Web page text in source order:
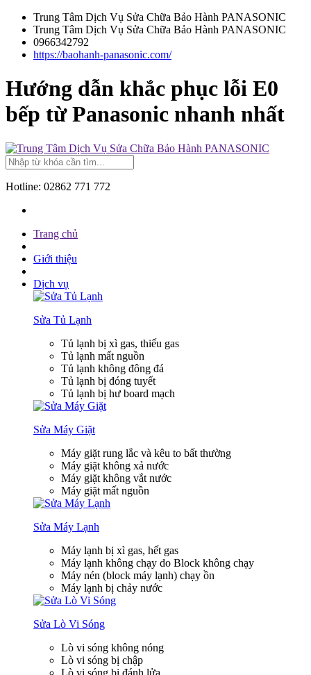
Trung Tâm Dịch Vụ Sửa Chữa Bảo Hành PANASONIC
Trung Tâm Dịch Vụ Sửa Chữa Bảo Hành PANASONIC
0966342792
https://baohanh-panasonic.com/
Hướng dẫn khắc phục lỗi E0
bếp từ Panasonic nhanh nhất
Hotline: 02862 771 772
Trang chủ
Giới thiệu
Dịch vụ
Sửa Tủ Lạnh
Tủ lạnh bị xì gas, thiếu gas
Tủ lạnh mất nguồn
Tủ lạnh không đông đá
Tủ lạnh bị đóng tuyết
Tủ lạnh bị hư board mạch
Sửa Máy Giặt
Máy giặt rung lắc và kêu to bất thường
Máy giặt không xả nước
Máy giặt không vắt nước
Máy giặt mất nguồn
Sửa Máy Lạnh
Máy lạnh bị xì gas, hết gas
Máy lạnh không chạy do Block không chạy
Máy nén (block máy lạnh) chạy ồn
Máy lạnh bị chảy nước
Sửa Lò Vi Sóng
Lò vi sóng không nóng
Lò vi sóng bị chập
Lò vi sóng bị đánh lửa